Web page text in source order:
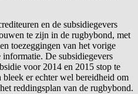
en de subsidiegevers
te zijn in de rugbybond, met
toezeggingen van het vorige
De subsidiegevers
voor 2014 en 2015 stop te
bleek er echter wel bereidheid om
reddingsplan van de rugbybond.